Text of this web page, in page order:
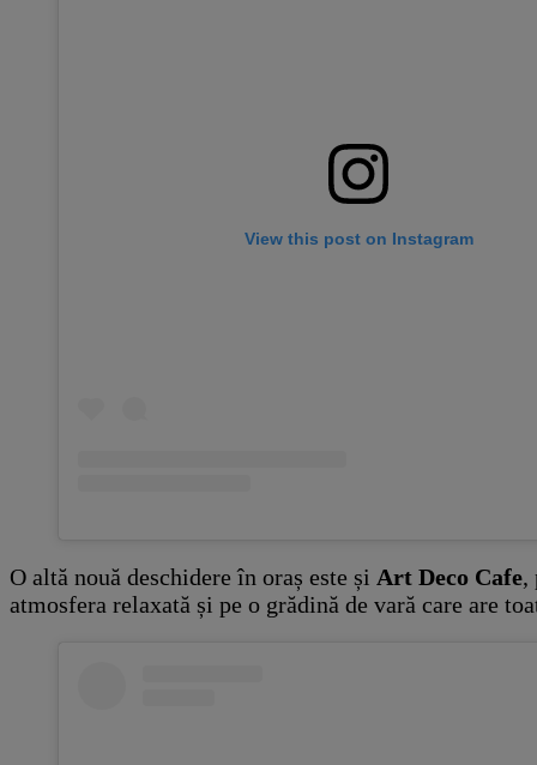
View this post on Instagram
O altă nouă deschidere în oraș este și Art Deco Cafe,
atmosfera relaxată și pe o grădină de vară care are